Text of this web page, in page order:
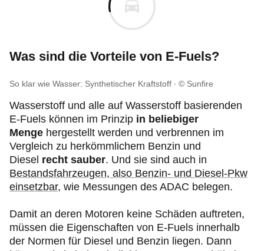
Was sind die Vorteile von E-Fuels?
So klar wie Wasser: Synthetischer Kraftstoff © Sunfire
Wasserstoff und alle auf Wasserstoff basierenden
E-Fuels können im Prinzip in beliebiger
Menge hergestellt werden und verbrennen im
Vergleich zu herkömmlichem Benzin und
Diesel recht sauber. Und sie sind auch in
Bestandsfahrzeugen, also Benzin- und Diesel-Pkw
einsetzbar, wie Messungen des ADAC belegen.
Damit an deren Motoren keine Schäden auftreten,
müssen die Eigenschaften von E-Fuels innerhalb
der Normen für Diesel und Benzin liegen. Dann